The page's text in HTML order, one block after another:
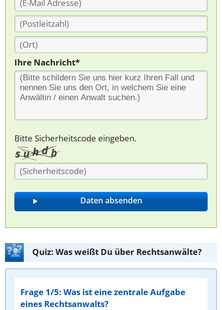
Ihre Nachricht*
Bitte Sicherheitscode eingeben.
Quiz: Was weißt Du über Rechtsanwälte?
Frage 1/5: Was ist eine zentrale Aufgabe
eines Rechtsanwalts?